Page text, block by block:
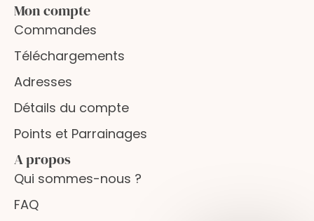
Mon compte
Commandes
Téléchargements
Adresses
Détails du compte
Points et Parrainages
A propos
Qui sommes-nous ?
FAQ